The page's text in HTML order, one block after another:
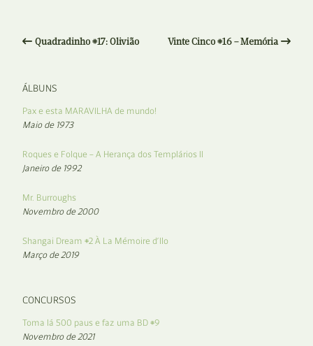
Quadradinho #17: Olivião Vinte Cinco #16 – Memória
ÁLBUNS
Pax e esta MARAVILHA de mundo!
Maio de 1973
Roques e Folque – A Herança dos Templários II
Janeiro de 1992
Mr. Burroughs
Novembro de 2000
Shangai Dream #2 À La Mémoire d’Ilo
Março de 2019
CONCURSOS
Toma lá 500 paus e faz uma BD #9
Novembro de 2021